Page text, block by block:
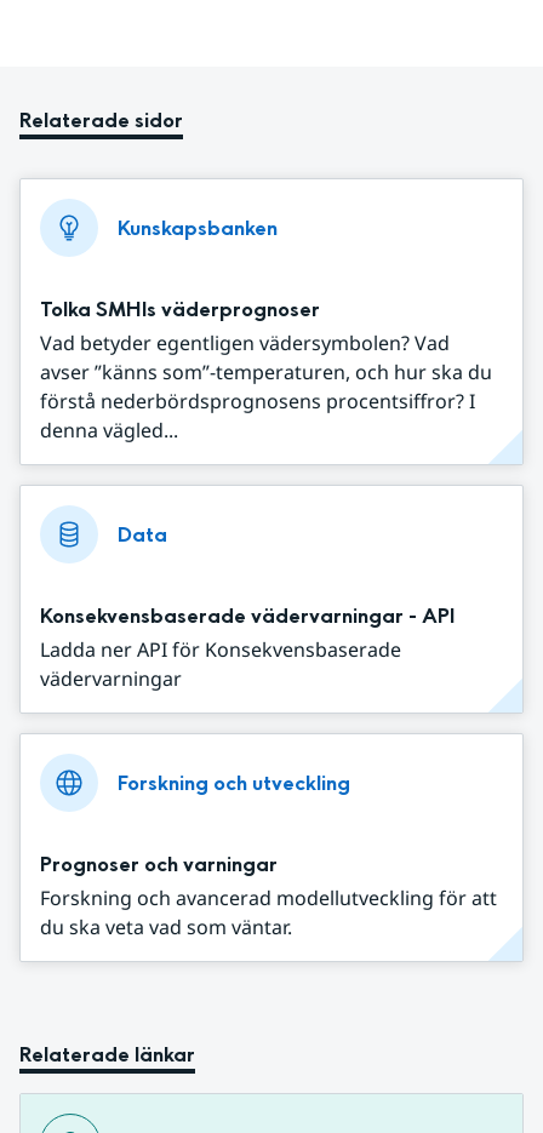
Relaterade sidor
Kunskapsbanken
Tolka SMHIs väderprognoser
Vad betyder egentligen vädersymbolen? Vad
avser ”känns som”-temperaturen, och hur ska du
förstå nederbördsprognosens procentsiffror? I
denna vägled...
Data
Konsekvensbaserade vädervarningar - API
Ladda ner API för Konsekvensbaserade
vädervarningar
Forskning och utveckling
Prognoser och varningar
Forskning och avancerad modellutveckling för att
du ska veta vad som väntar.
Relaterade länkar